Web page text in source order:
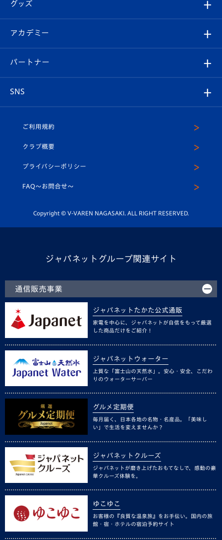
チケット
イベント
メディア
ホームタウン
スタッフプロフィール
マスコット紹介
平和祈念活動
ホームタウン活動
Revive Team
ヴィヴィくんの長崎おもてなしガイド
フォトギャラリー
スタジアムグルメ
V-LOVERS（ファンクラブ）
プレイヤーズスイート
グッズ
オンラインショップ
店舗情報
アカデミー
育成からのお知らせ
U-18
スクール
パートナー
SNS
ヴィヴィくんインスタグラム
公式LINE＠
ご利用規約
クラブ概要
プライバシーポリシー
FAQ〜お問合せ〜
Copyright © V-VAREN NAGASAKI. ALL RIGHT RESERVED.
ジャパネットグループ関連サイト
通信販売事業
ジャパネットたかた公式通販
家電を中心に、ジャパネットが自信をもって厳選
した商品だけをご紹介！
ジャパネットウォーター
上質な「富士山の天然水」。安心・安全、こだわ
りのウォーターサーバー
グルメ定期便
毎月届く、日本各地の名物・名産品。「美味し
い」で生活を変えませんか？
ジャパネットクルーズ
ジャパネットが磨き上げたおもてなしで、感動の豪
華クルーズ体験を。
ゆこゆこ
お客様の『良質な温泉旅』をお手伝い。国内の旅
館・宿・ホテルの宿泊予約サイト